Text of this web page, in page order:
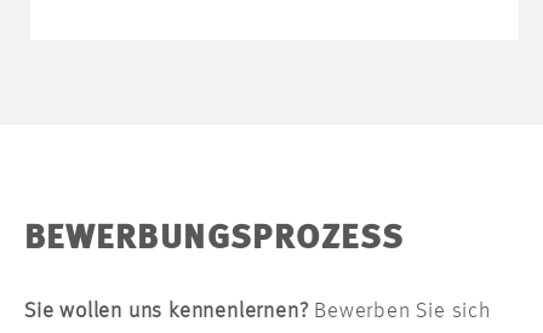
BEWERBUNGSPROZESS
Sie wollen uns kennenlernen?Bewerben Sie sich